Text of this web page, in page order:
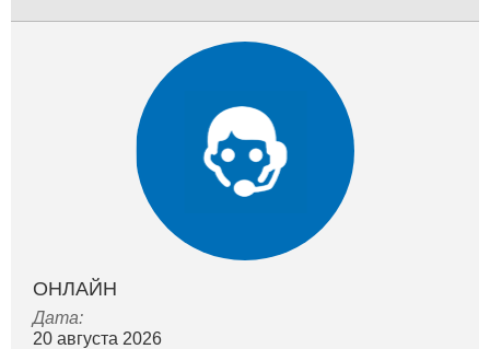
ОНЛАЙН
Дата:
20 августа 2026